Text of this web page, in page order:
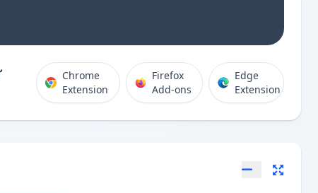
Chrome
Extension
Firefox
Add-ons
Edge
Extension